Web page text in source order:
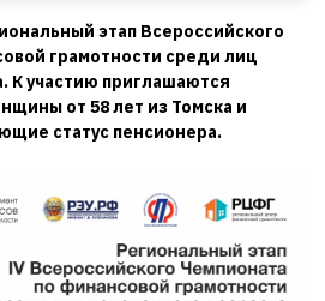
этап Всероссийского
грамотности среди лиц
К участию приглашаются
от 58 лет из Томска и
статус пенсионера.